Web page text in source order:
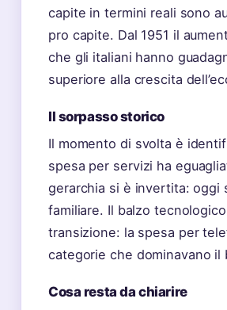
capite in termini reali sono
pro capite. Dal 1951 il
che gli italiani hanno
superiore alla crescita
Il sorpasso storico
Il momento di svolta è
spesa per servizi ha
gerarchia si è invertita: oggi
familiare. Il balzo
transizione: la spesa per
categorie che dominavano
Cosa resta da chiarire